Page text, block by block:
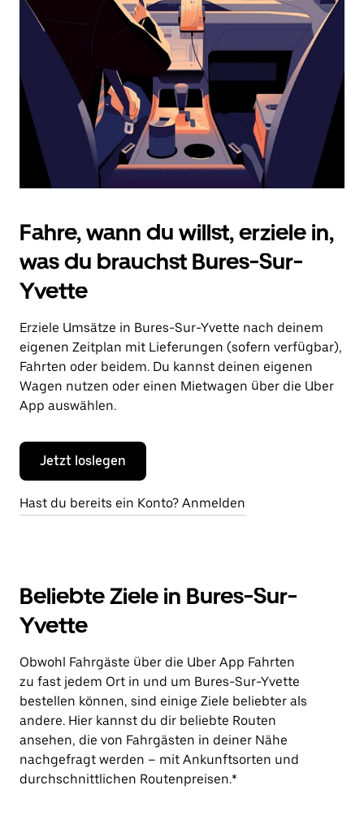
Drücke
die
Escape-
Taste,
den
Kalender
zu
schließen.
Fahre, wann du willst, erziele in,
was du brauchst Bures-Sur-
Yvette
Erziele Umsätze in Bures-Sur-Yvette nach deinem
eigenen Zeitplan mit Lieferungen (sofern verfügbar),
Fahrten oder beidem. Du kannst deinen eigenen
Wagen nutzen oder einen Mietwagen über die Uber
App auswählen.
Jetzt loslegen
Hast du bereits ein Konto? Anmelden
Beliebte Ziele in Bures-Sur-
Yvette
Obwohl Fahrgäste über die Uber App Fahrten
zu fast jedem Ort in und um Bures-Sur-Yvette
bestellen können, sind einige Ziele beliebter als
andere. Hier kannst du dir beliebte Routen
ansehen, die von Fahrgästen in deiner Nähe
nachgefragt werden – mit Ankunftsorten und
durchschnittlichen Routenpreisen.*